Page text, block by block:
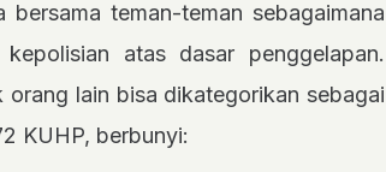
teman-teman sebagaimana
atas dasar penggelapan.
lain bisa dikategorikan sebagai
KUHP, berbunyi: